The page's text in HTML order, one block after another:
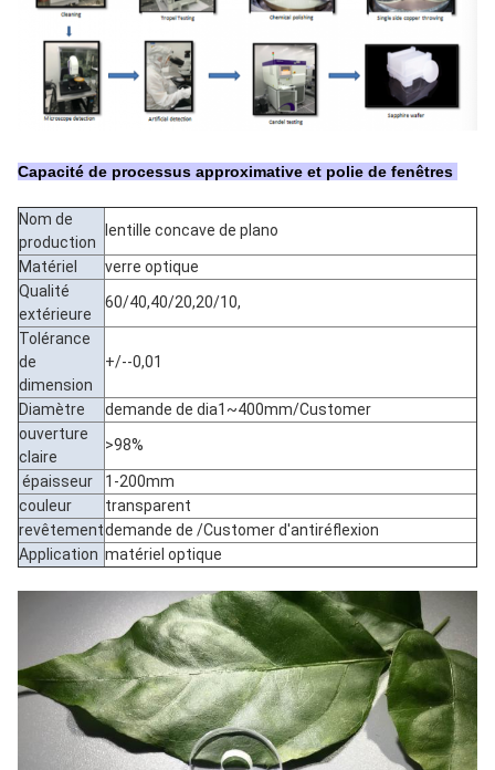
Capacité de processus approximative et polie de fenêtres
Nom de
production
lentille concave de plano
Matériel
verre optique
Qualité
extérieure
60/40,40/20,20/10,
Tolérance
de
dimension
+/--0,01
Diamètre
demande de dia1~400mm/Customer
ouverture
claire
>98%
épaisseur
1-200mm
couleur
transparent
revêtementdemande de /Customer d'antiréflexion
Application matériel optique